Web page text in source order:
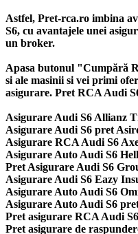
Astfel, Pret-rca.ro imbina
S6, cu avantajele unei
un broker.
Apasa butonul "Cumpără
si ale masinii si vei primi
asigurare. Pret RCA Audi
Asigurare Audi S6 Allianz
Asigurare Audi S6 pret
Asigurare RCA Audi S6
Asigurare Auto Audi S6
Pret Asigurare Audi S6
Asigurare Audi S6 Eazy
Asigurare Auto Audi S6
Asigurare Auto Audi S6
Pret asigurare RCA Audi
Pret asigurare de